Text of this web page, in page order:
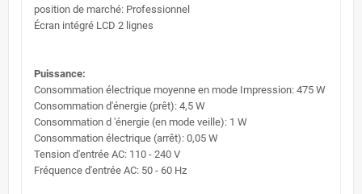
position de marché: Professionnel
Écran intégré LCD 2 lignes
Puissance:
Consommation électrique moyenne en mode Impression: 475 W
Consommation d'énergie (prêt): 4,5 W
Consommation d 'énergie (en mode veille): 1 W
Consommation électrique (arrêt): 0,05 W
Tension d'entrée AC: 110 - 240 V
Fréquence d'entrée AC: 50 - 60 Hz